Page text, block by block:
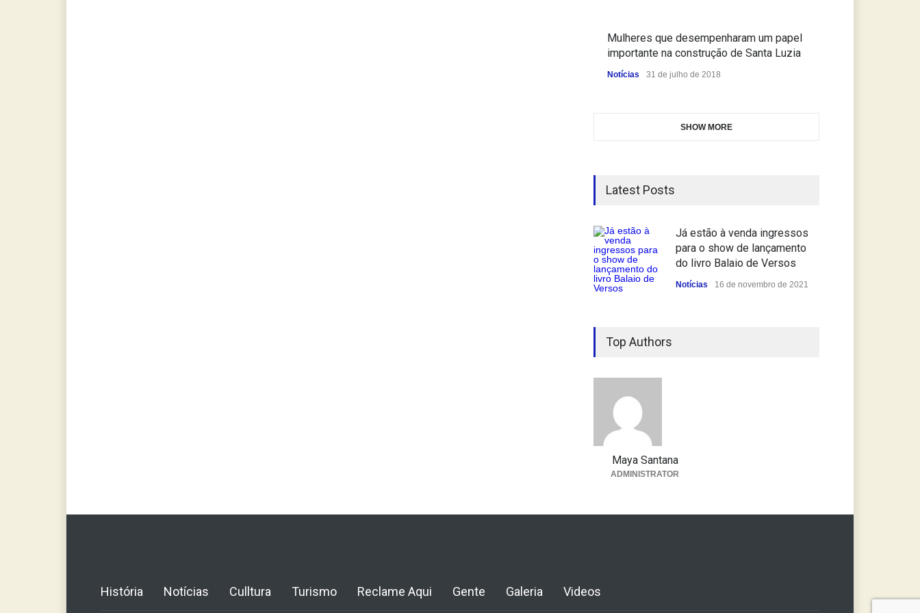
Mulheres que desempenharam um papel
importante na construção de Santa Luzia
Notícias 31 de julho de 2018
SHOW MORE
Latest Posts
Já estão à venda ingressos
para o show de lançamento
do livro Balaio de Versos
Notícias 16 de novembro de 2021
Top Authors
Maya Santana
ADMINISTRATOR
História Notícias Culltura Turismo Reclame Aqui Gente Galeria Videos